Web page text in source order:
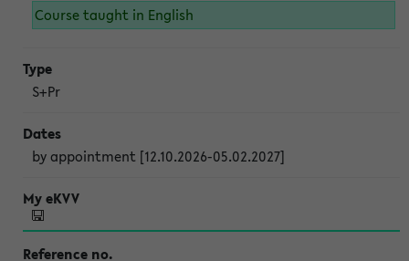
Course taught in English
S+Pr
by appointment [12.10.2026-05.02.2027]